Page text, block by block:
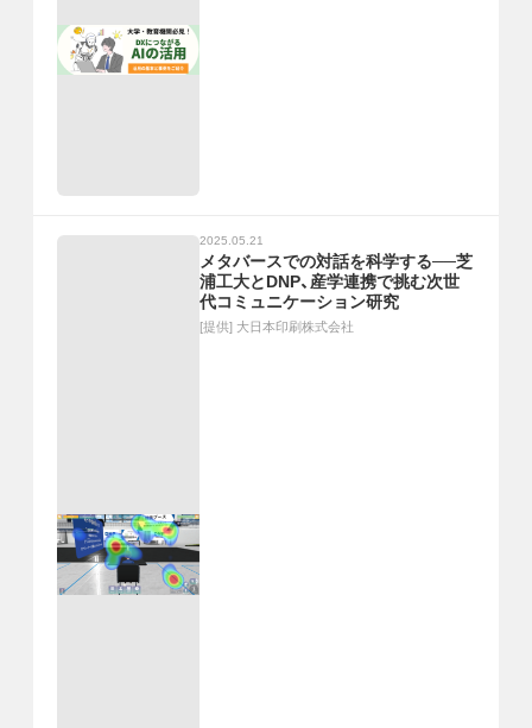
2025.05.21
メタバースでの対話を科学する──芝
浦工大とDNP、産学連携で挑む次世
代コミュニケーション研究
[提供] 大日本印刷株式会社